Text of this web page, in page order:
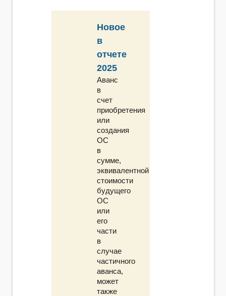
Новое
в
отчете
2025
Аванс
в
счет
приобретения
или
создания
ОС
в
сумме,
эквивалентной
стоимости
будущего
ОС
или
его
части
в
случае
частичного
аванса,
может
также